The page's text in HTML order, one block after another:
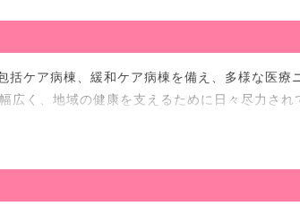
ケア病棟、緩和ケア病棟を備え、多様な医療
広く、地域の健康を支えるために日々尽力され